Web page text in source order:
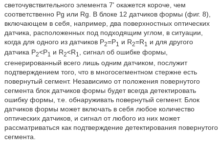
светочувствительного элемента 7' окажется короче, чем
соответственно Pg или Rg. В блоке 12 датчиков формы (фиг. 8),
включающем в себя, например, два поверхностных оптических
датчика, расположенных под подходящим углом, в ситуации,
когда для одного из датчиков P2=P1 и R2=R1
и для другого
датчика P2<P1 и R2<R1 , сигнал об ошибке формы,
сгенерированный всего лишь одним датчиком, послужит
подтверждением того, что в многосегментном стержне есть
повернутый сегмент. Независимо от положения повернутого
сегмента блок датчиков формы будет всегда детектировать
ошибку формы, т.е. обнаруживать повернутый сегмент. Блок
датчиков формы может включать в себя любое количество
оптических датчиков, и сигнал от любого из них может
рассматриваться как подтверждение детектирования повернутого
сегмента.